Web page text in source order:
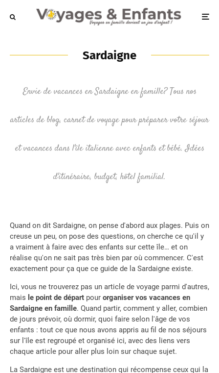
Sardaigne
Envie de vacances en Sardaigne en famille? Tous nos
articles de blog, carnet de voyage pour préparer votre séjour
et vacances dans l'île italienne avec enfants et bébé. Idées
d'itinéraire, budget, hôtel familial.
Quand on dit Sardaigne, on pense d'abord aux plages. Puis on
creuse un peu, on pose des questions, on cherche ce qu'il y
a vraiment à faire avec des enfants sur cette île… et on
réalise qu'on ne sait pas très bien par où commencer. C'est
exactement pour ça que ce guide de la Sardaigne existe.
Ici, vous ne trouverez pas un article de voyage parmi d'autres,
mais le point de départ pour organiser vos vacances en
Sardaigne en famille. Quand partir, comment y aller, combien
de jours prévoir, où dormir, quoi faire selon l'âge de vos
enfants : tout ce que nous avons appris au fil de nos séjours
sur l'île est regroupé et organisé ici, avec des liens vers
chaque article pour aller plus loin sur chaque sujet.
La Sardaigne est une destination qui récompense ceux qui la